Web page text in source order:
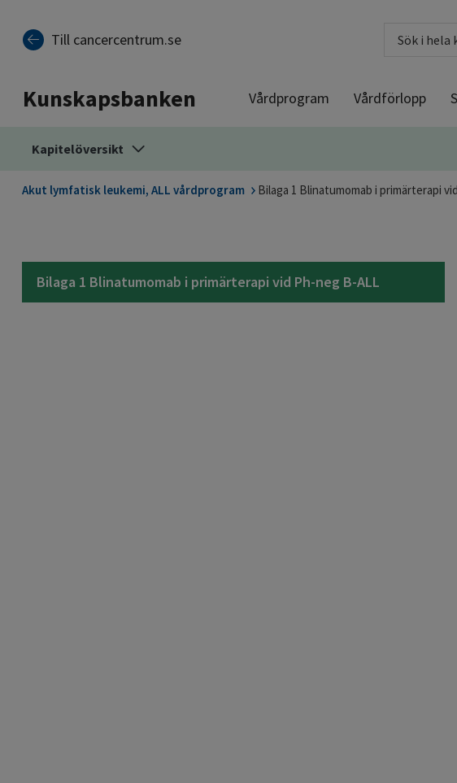
Till cancercentrum.se
Kunskapsbanken Vårdprogram Vårdförlopp
Kapitelöversikt
Akut lymfatisk leukemi, ALL vårdprogram Bilaga 1 Blinatumomab i primärterapi
Bilaga 1 Blinatumomab i primärterapi vid Ph-neg B-ALL